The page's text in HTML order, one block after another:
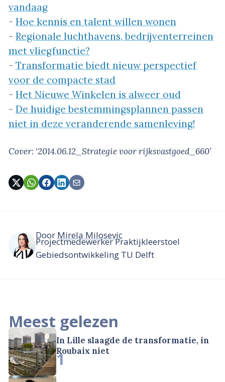
vandaag
- Hoe kennis en talent willen wonen
- Regionale luchthavens, bedrijventerreinen
met vliegfunctie?
- Transformatie biedt nieuw perspectief
voor de compacte stad
- Het Nieuwe Winkelen is alweer oud
- De huidige bestemmingsplannen passen
niet in deze veranderende samenleving!
Cover: ‘2014.06.12_Strategie voor rijksvastgoed_660’
Door Mirela Milosevic
Projectmedewerker Praktijkleerstoel
Gebiedsontwikkeling TU Delft
Meest gelezen
In Lille slaagde de transformatie, in
Roubaix niet
1